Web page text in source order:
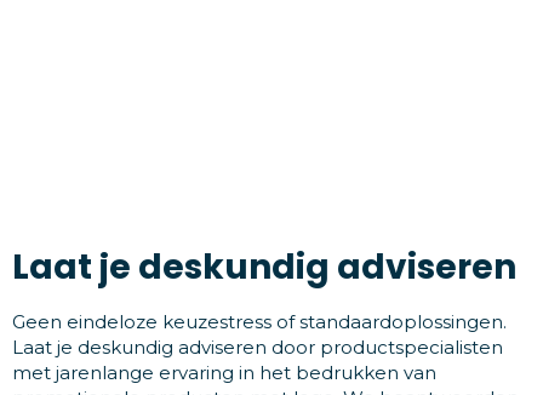
Laat je deskundig adviseren
Geen eindeloze keuzestress of standaardoplossingen.
Laat je deskundig adviseren door productspecialisten
met jarenlange ervaring in het bedrukken van